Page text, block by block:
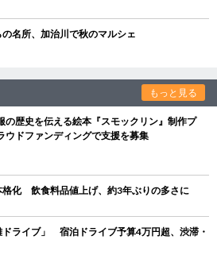
名所、加治川で秋のマルシェ
もっと見る
の歴史を伝える絵本『スモックリン』制作プ
ドファンディングで支援を募集
格化 飲食料品値上げ、約3年ぶりの多さに
ライブ」 宿泊ドライブ予算4万円超、渋滞・